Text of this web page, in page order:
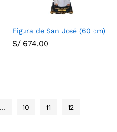
Figura de San José (60 cm)
S/ 674.00
… 10 11 12